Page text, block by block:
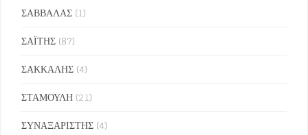
ΣΑΒΒΑΛΑΣ (1)
ΣΑΪΤΗΣ (87)
ΣΑΚΚΑΛΗΣ (4)
ΣΤΑΜΟΥΛΗ (21)
ΣΥΝΑΞΑΡΙΣΤΗΣ (4)